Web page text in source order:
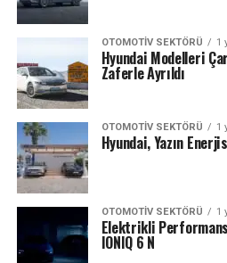
OTOMOTIV SEKTÖRÜ 1
Hyundai Modelleri
Zaferle Ayrıldı
OTOMOTIV SEKTÖRÜ 1
Hyundai, Yazın
OTOMOTIV SEKTÖRÜ 1
Elektrikli
IONIQ 6 N